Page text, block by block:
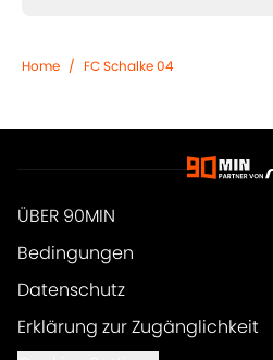
Home / FC Schalke 04
ÜBER 90MIN
Bedingungen
Datenschutz
Erklärung zur Zugänglichkeit